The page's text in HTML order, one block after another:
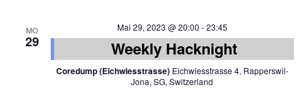
MO
29
Mai 29, 2023 @ 20:00 -23:45
Weekly Hacknight
Coredump (Eichwiesstrasse) Eichwiesstrasse 4, Rapperswil-
Jona, SG, Switzerland